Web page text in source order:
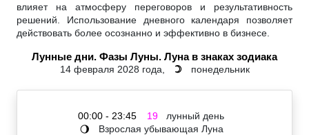
влияет на атмосферу переговоров и результативность
решений. Использование дневного календаря позволяет
действовать более осознанно и эффективно в бизнесе.
Лунные дни. Фазы Луны. Луна в знаках зодиака
14 февраля 2028 года, ☽ понедельник
00:00 - 23:45 19 лунный день
🌖 Взрослая убывающая Луна